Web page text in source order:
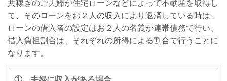
共稼ぎのご夫婦が住宅ローンなどによって不動産を取得し
て、そのローンをお２人の収入により返済している時は、
ローンの借入者の設定はお２人の名義か連帯債務で行い、
借入負担割合は、それぞれの所得による割合で行うことに
なります。